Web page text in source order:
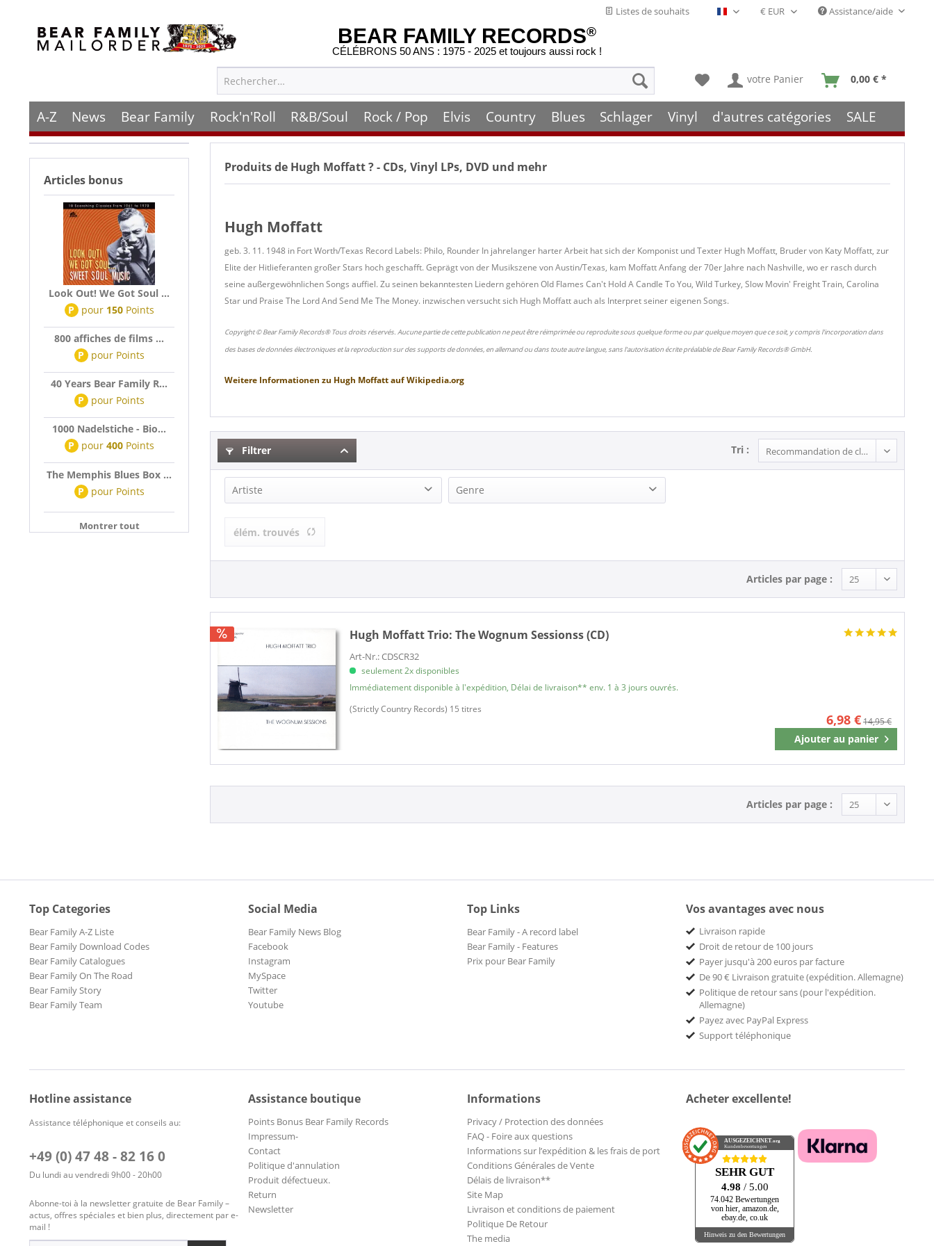
Listes de souhaits Français- FR Assistance/aide
BEAR FAMILY RECORDS®
CÉLÉBRONS 50 ANS : 1975 - 2025 et toujours aussi rock !
votre Panier 0,00 € *
A-Z News Bear Family Rock'n'Roll R&B/Soul Rock / Pop Elvis Country Blues Schlager Vinyl d'autres catégories SALE
Articles bonus
Look Out! We Got Soul ...
P pour 150Points
800 affiches de films ...
P pour Points
40 Years Bear Family R...
P pour Points
1000 Nadelstiche - Bio...
P pour 400Points
The Memphis Blues Box ...
P pour Points
Montrer tout
Produits de Hugh Moffatt? - CDs, Vinyl LPs, DVD und mehr
Hugh Moffatt
geb. 3. 11. 1948 in Fort Worth/Texas Record Labels: Philo, Rounder In jahrelanger harter Arbeit hat sich der Komponist und Texter Hugh Moffatt, Bruder von Katy Moffatt, zur
Elite der Hitlieferanten großer Stars hoch geschafft. Geprägt von der Musikszene von Austin/Texas, kam Moffatt Anfang der 70er Jahre nach Nashville, wo er rasch durch
seine außergewöhnlichen Songs auffiel. Zu seinen bekanntesten Liedern gehören Old Flames Can't Hold A Candle To You, Wild Turkey, Slow Movin' Freight Train, Carolina
Star und Praise The Lord And Send Me The Money. inzwischen versucht sich Hugh Moffatt auch als Interpret seiner eigenen Songs.
Copyright © Bear Family Records® Tous droits réservés. Aucune partie de cette publication ne peut être réimprimée ou reproduite sous quelque forme ou par quelque moyen que ce soit, y compris l'incorporation dans
des bases de données électroniques et la reproduction sur des supports de données, en allemand ou dans toute autre langue, sans l'autorisation écrite préalable de Bear Family Records® GmbH.
Weitere Informationen zu Hugh MoffattaufWikipedia.org
Filtrer Tri :
Artiste Genre
élém. trouvés
Articles par page :
Hugh Moffatt Trio:The Wognum Sessionss (CD)
Art-Nr.: CDSCR32
seulement 2x disponibles
Immédiatement disponible à l'expédition, Délai de livraison** env. 1 à 3 jours ouvrés.
(Strictly Country Records) 15 titres
6,98 €14,95 €
Ajouter au panier
Mémoriser
Articles par page :
Top Categories
Bear Family A-Z Liste
Bear Family Download Codes
Bear Family Catalogues
Bear Family On The Road
Bear Family Story
Bear Family Team
Social Media
Bear Family News Blog
Facebook
Instagram
MySpace
Twitter
Youtube
Top Links
Bear Family - A record label
Bear Family - Features
Prix pour Bear Family
Vos avantages avec nous
Livraison rapide
Droit de retour de 100 jours
Payer jusqu'à 200 euros par facture
De 90 € Livraison gratuite (expédition. Allemagne)
Politique de retour sans (pour l'expédition.
Allemagne)
Payez avec PayPal Express
Support téléphonique
Hotline assistance
Assistance téléphonique et conseils au:
+49 (0) 47 48 - 82 16 0
Du lundi au vendredi 9h00 - 20h00
Abonne-toi à la newsletter gratuite de Bear Family –
actus, offres spéciales et bien plus, directement par e-
mail !
Assistance boutique
Points Bonus Bear Family Records
Impressum-
Contact
Politique d'annulation
Produit défectueux.
Return
Newsletter
Informations
Privacy / Protection des données
FAQ - Foire aux questions
Informations sur l’expédition & les frais de port
Conditions Générales de Vente
Délais de livraison**
Site Map
Livraison et conditions de paiement
Politique De Retour
The media
Acheter excellente!
AUSGEZEICHNET .org
Kundenbewertungen
SEHR GUT
4.98 / 5.00
74.042 Bewertungen
von hier, amazon.de,
ebay.de, co.uk
Hinweis zu den Bewertungen